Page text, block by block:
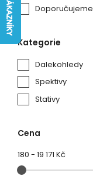
Doporučujeme
Kategorie
Dalekohledy
Spektivy
Stativy
Cena
180 - 19 171 Kč